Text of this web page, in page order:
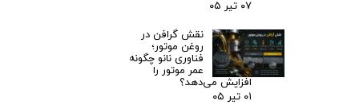
۰۷ تیر ۰۵
نقش گرافن در
روغن موتور؛
فناوری نانو چگونه
عمر موتور را
افزایش می‌دهد؟
۰۱ تیر ۰۵